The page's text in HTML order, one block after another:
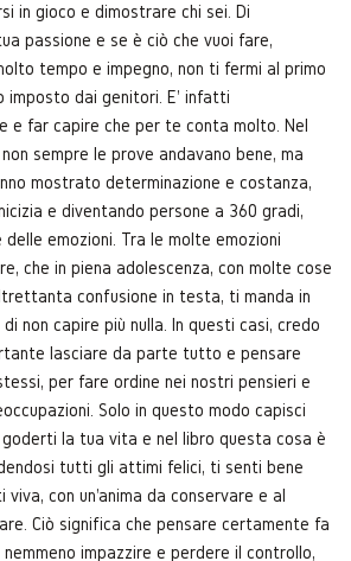
in gioco e dimostrare chi sei. Di
passione e se è ciò che vuoi fare,
tempo e impegno, non ti fermi al primo
imposto dai genitori. E' infatti
e far capire che per te conta molto. Nel
sempre le prove andavano bene, ma
mostrato determinazione e costanza,
e diventando persone a 360 gradi,
emozioni. Tra le molte emozioni
che in piena adolescenza, con molte cose
confusione in testa, ti manda in
non capire più nulla. In questi casi, credo
lasciare da parte tutto e pensare
per fare ordine nei nostri pensieri e
Solo in questo modo capisci
la tua vita e nel libro questa cosa è
tutti gli attimi felici, ti senti bene
con un'anima da conservare e al
Ciò significa che pensare certamente fa
impazzire e perdere il controllo,